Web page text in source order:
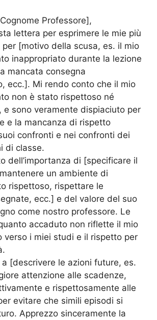
Professore],
lettera per esprimere le mie più
per [motivo della scusa, es. il mio
inappropriato durante la lezione
mancata consegna
ecc.]. Mi rendo conto che il mio
non è stato rispettoso né
e sono veramente dispiaciuto per
e la mancanza di rispetto
confronti e nei confronti dei
di classe.
dell’importanza di [specificare il
un ambiente di
rispettoso, rispettare le
ecc.] e del valore del suo
come nostro professore. Le
accaduto non riflette il mio
verso i miei studi e il rispetto per
[descrivere le azioni future, es.
attenzione alle scadenze,
e rispettosamente alle
evitare che simili episodi si
Apprezzo sinceramente la